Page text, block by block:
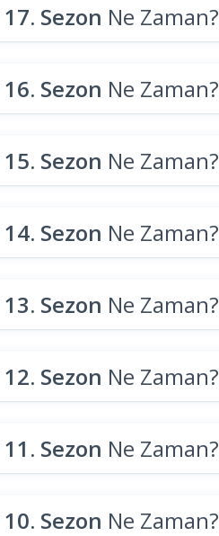
17. Sezon Ne Zaman?
16. Sezon Ne Zaman?
15. Sezon Ne Zaman?
14. Sezon Ne Zaman?
13. Sezon Ne Zaman?
12. Sezon Ne Zaman?
11. Sezon Ne Zaman?
10. Sezon Ne Zaman?